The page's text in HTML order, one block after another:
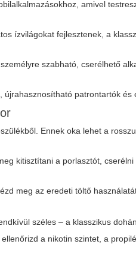
amivel
ízvilágokat fejlesztenek, a
szabható, cserélhető
újrahasznosítható patrontartók és
Ennek oka lehet a
kitisztítani a porlasztót,
meg az eredeti töltő
széles – a klasszikus
a nikotin szintet, a